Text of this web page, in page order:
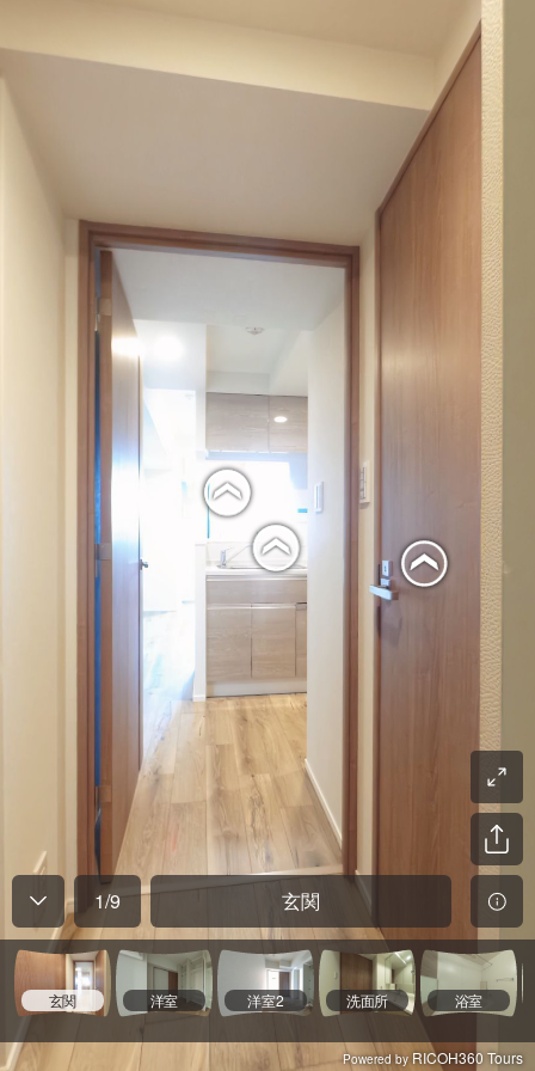
1/9 玄関
玄関 洋室 洋室2 洗面所 浴室
Powered by RICOH360 Tours